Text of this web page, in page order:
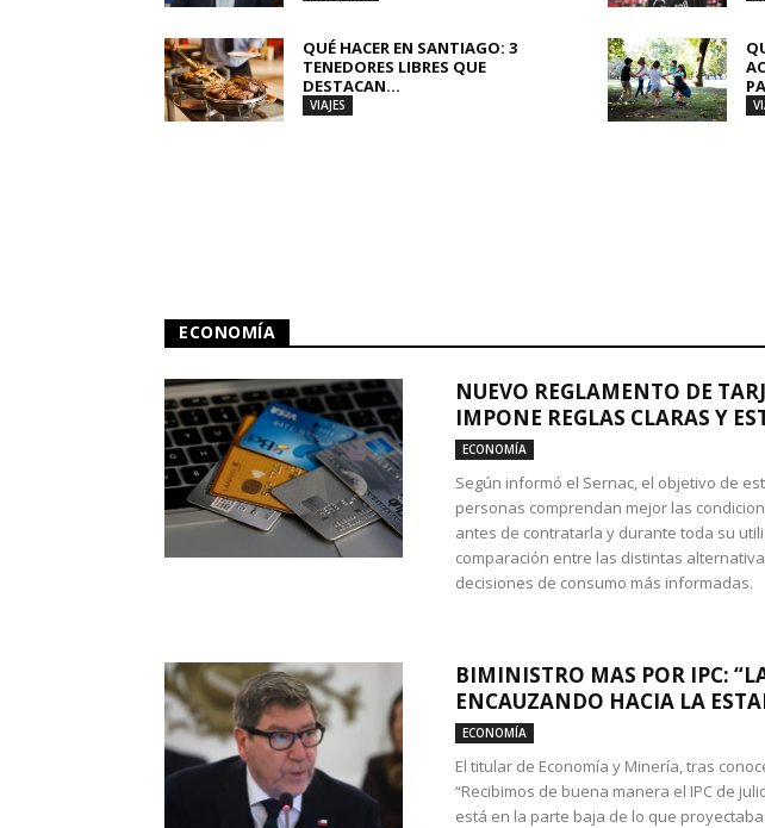
QUÉ HACER EN SANTIAGO: 3
TENEDORES LIBRES QUE
DESTACAN...
VIAJES
ECONOMÍA
NUEVO REGLAMENTO DE
IMPONE REGLAS CLARAS Y
ECONOMÍA
Según informó el Sernac, el objetivo de
personas comprendan mejor las
antes de contratarla y durante toda su
comparación entre las distintas
decisiones de consumo más informadas.
BIMINISTRO MAS POR IPC:
ENCAUZANDO HACIA LA
ECONOMÍA
El titular de Economía y Minería, tras
“Recibimos de buena manera el IPC de
está en la parte baja de lo que